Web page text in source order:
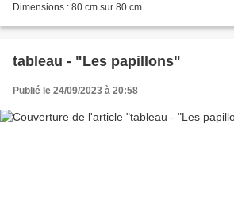
Dimensions : 80 cm sur 80 cm
tableau - "Les papillons"
Publié le 24/09/2023 à 20:58